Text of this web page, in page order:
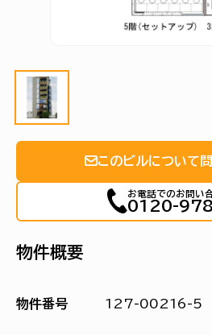
このビルについて
お電話でのお問い
0120-
物件概要
物件番号 127-00216-5